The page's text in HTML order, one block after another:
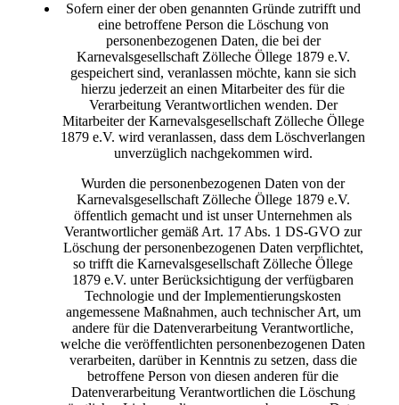
Sofern einer der oben genannten Gründe zutrifft und
eine betroffene Person die Löschung von
personenbezogenen Daten, die bei der
Karnevalsgesellschaft Zölleche Öllege 1879 e.V.
gespeichert sind, veranlassen möchte, kann sie sich
hierzu jederzeit an einen Mitarbeiter des für die
Verarbeitung Verantwortlichen wenden. Der
Mitarbeiter der Karnevalsgesellschaft Zölleche Öllege
1879 e.V. wird veranlassen, dass dem Löschverlangen
unverzüglich nachgekommen wird.
Wurden die personenbezogenen Daten von der
Karnevalsgesellschaft Zölleche Öllege 1879 e.V.
öffentlich gemacht und ist unser Unternehmen als
Verantwortlicher gemäß Art. 17 Abs. 1 DS-GVO zur
Löschung der personenbezogenen Daten verpflichtet,
so trifft die Karnevalsgesellschaft Zölleche Öllege
1879 e.V. unter Berücksichtigung der verfügbaren
Technologie und der Implementierungskosten
angemessene Maßnahmen, auch technischer Art, um
andere für die Datenverarbeitung Verantwortliche,
welche die veröffentlichten personenbezogenen Daten
verarbeiten, darüber in Kenntnis zu setzen, dass die
betroffene Person von diesen anderen für die
Datenverarbeitung Verantwortlichen die Löschung